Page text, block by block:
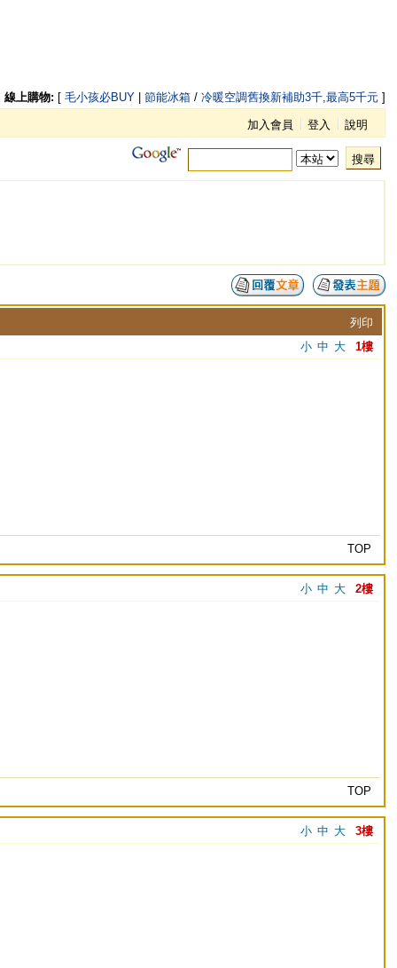
線上購物: [ 毛小孩必BUY| 節能冰箱/ 冷暖空調舊換新補助3千,最高5千元]
加入會員 登入 說明
搜尋
列印
1樓
大
中
小
TOP
2樓
大
中
小
TOP
3樓
大
中
小